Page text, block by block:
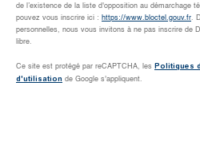
de l’existence de la liste d'opposition au démarchage
pouvez vous inscrire ici : https://www.bloctel.gouv.fr.
personnelles, nous vous invitons à ne pas inscrire de
libre.
Ce site est protégé par reCAPTCHA, les Politiques
d'utilisation de Google s'appliquent.